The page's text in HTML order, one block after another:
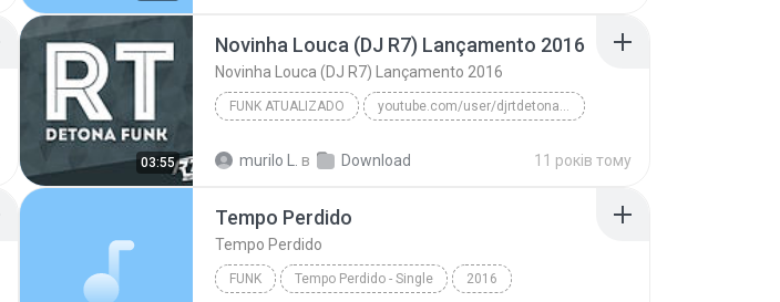
03:55
Novinha Louca (DJ R7) Lançamento 2016
Novinha Louca (DJ R7) Lançamento 2016
FUNK ATUALIZADO youtube.com/user/djrtdetonafunk
murilo L. в Download 11 років тому
Tempo Perdido
Tempo Perdido
FUNK Tempo Perdido - Single 2016